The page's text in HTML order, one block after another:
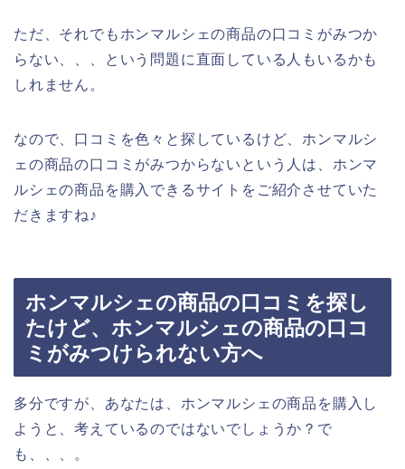
ただ、それでもホンマルシェの商品の口コミがみつか
らない、、、という問題に直面している人もいるかも
しれません。
なので、口コミを色々と探しているけど、ホンマルシ
ェの商品の口コミがみつからないという人は、ホンマ
ルシェの商品を購入できるサイトをご紹介させていた
だきますね♪
ホンマルシェの商品の口コミを探し
たけど、ホンマルシェの商品の口コ
ミがみつけられない方へ
多分ですが、あなたは、ホンマルシェの商品を購入し
ようと、考えているのではないでしょうか？で
も、、、。